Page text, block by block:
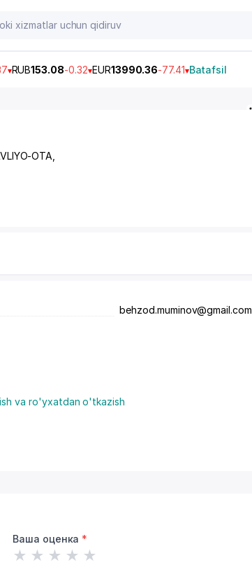
RUB153.08-0.32 EUR13990.36-77.41 Batafsil
OTA
behzod.muminov@gmail.com
va ro'yxatdan o'tkazish
Ваша оценка *
★ ★ ★ ★ ★